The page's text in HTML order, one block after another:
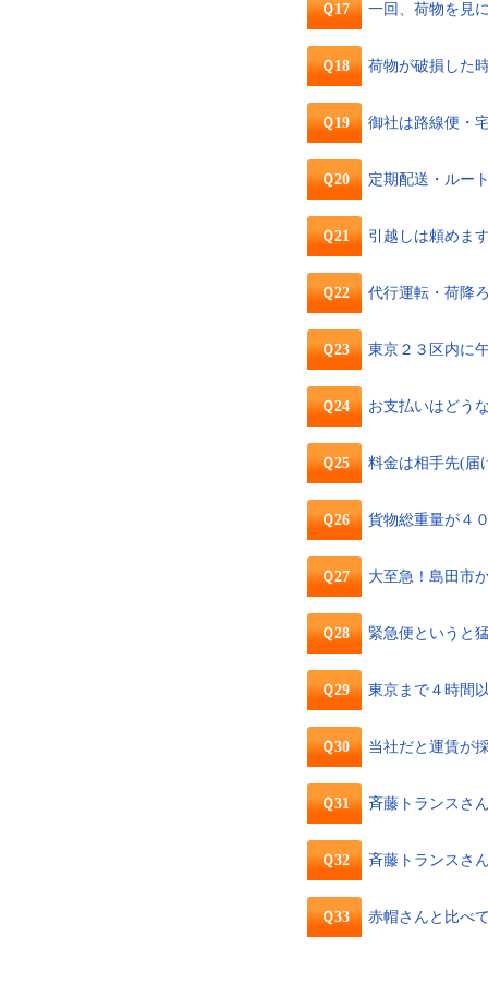
Ｑ17 一回、荷物を見
Ｑ18 荷物が破損した
Ｑ19 御社は路線便・
Ｑ20 定期配送・ルー
Ｑ21 引越しは頼めま
Ｑ22 代行運転・荷降
Ｑ23 東京２３区内に
Ｑ24 お支払いはどう
Ｑ25 料金は相手先(届
Ｑ26 貨物総重量が４
Ｑ27 大至急！島田市
Ｑ28 緊急便というと
Ｑ29 東京まで４時間
Ｑ30 当社だと運賃が
Ｑ31 斉藤トランスさ
Ｑ32 斉藤トランスさ
Ｑ33 赤帽さんと比べ